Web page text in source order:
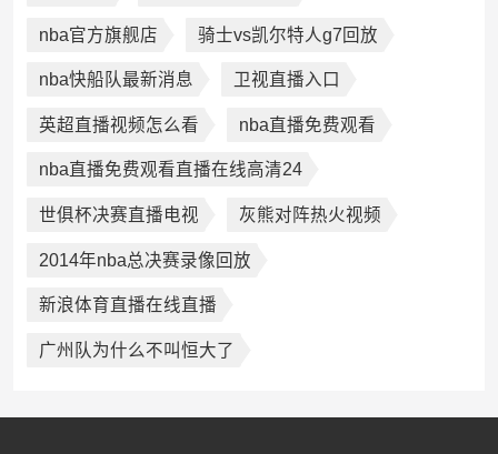
nba官方旗舰店 骑士vs凯尔特人g7回放
nba快船队最新消息 卫视直播入口
英超直播视频怎么看 nba直播免费观看
nba直播免费观看直播在线高清24
世俱杯决赛直播电视 灰熊对阵热火视频
2014年nba总决赛录像回放
新浪体育直播在线直播
广州队为什么不叫恒大了